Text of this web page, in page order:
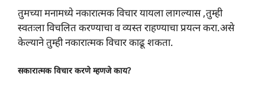
तुमच्या मनामध्ये नकारात्मक विचार यायला लागल्यास ,तुम्ही
स्वतःला विचलित करण्याचा व व्यस्त राहण्याचा प्रयत्न करा.असे
केल्याने तुम्ही नकारात्मक विचार काढू शकता.
सकारात्मक विचार करणे म्हणजे काय?